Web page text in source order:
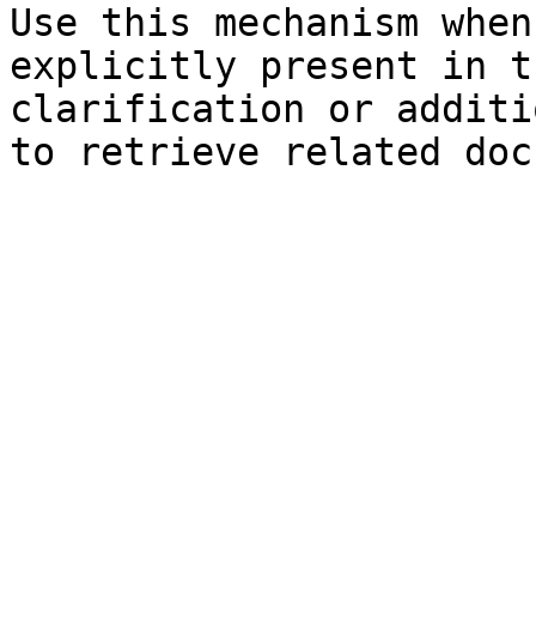
Use this mechanism
explicitly present in
clarification or